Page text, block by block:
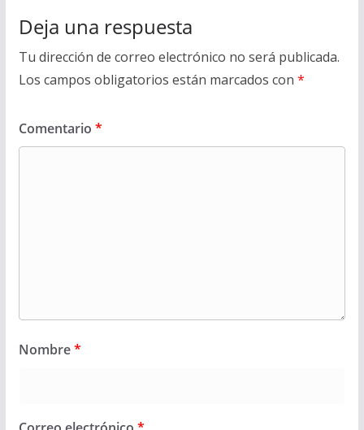
Deja una respuesta
Tu dirección de correo electrónico no será publicada.
Los campos obligatorios están marcados con *
Comentario *
Nombre*